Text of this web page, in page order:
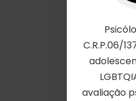
C.R.P.06/
avaliação